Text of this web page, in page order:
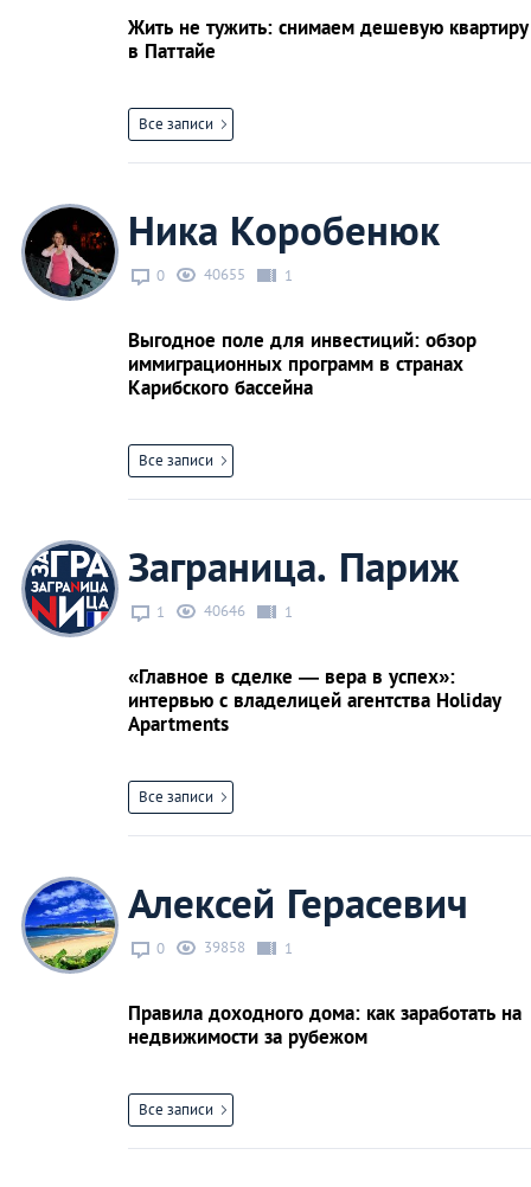
Жить не тужить: снимаем дешевую квартиру
в Паттайе
Все записи
Ника Коробенюк
0 40655 1
Выгодное поле для инвестиций: обзор
иммиграционных программ в странах
Карибского бассейна
Все записи
Заграница. Париж
1 40646 1
«Главное в сделке — вера в успех»:
интервью с владелицей агентства Holiday
Apartments
Все записи
Алексей Герасевич
0 39858 1
Правила доходного дома: как заработать на
недвижимости за рубежом
Все записи